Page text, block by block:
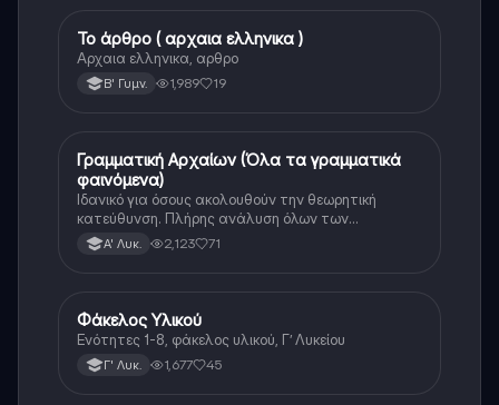
Αρχαία Ελληνικά
Το άρθρο ( αρχαια ελληνικα )
Αρχαια ελληνικα, αρθρο
Β' Γυμν. 1,989 19
Αρχαία Ελληνικά
Γραμματική Αρχαίων (Όλα τα γραμματικά
φαινόμενα)
Ιδανικό για όσους ακολουθούν την θεωρητική
κατεύθυνση. Πλήρης ανάλυση όλων των
γραμματικών φαινομένων της αρχαίας Ελληνικής.
Α' Λυκ. 2,123 71
Αρχαία Ελληνικά
Φάκελος Υλικού
Ενότητες 1-8, φάκελος υλικού, Γ’ Λυκείου
Γ' Λυκ. 1,677 45